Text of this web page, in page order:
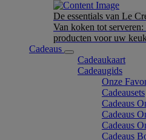
De essentials van Le
Van koken tot
producten voor uw
Cadeaus
Cadeaukaart
Cadeaugids
Onze
Cadeausets
Cadeaus
Cadeaus
Cadeaus
Cadeaus